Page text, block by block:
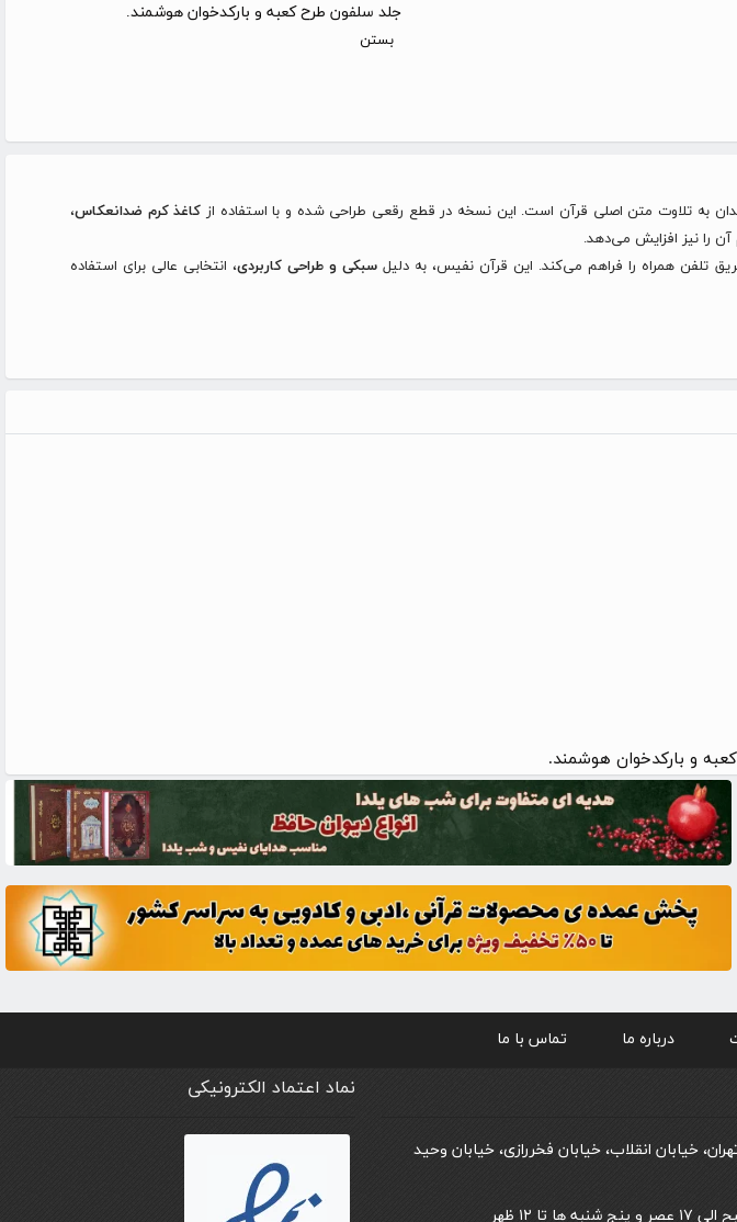
جلد سلفون طرح کعبه و بارکدخوان هوشمند.
بستن
به تلاوت متن اصلی قرآن است. این نسخه در قطع رقعی طراحی شده و با استفاده از کاغذ کرم ضد‌انعکاس،
را نیز افزایش می‌دهد.
تلفن همراه را فراهم می‌کند. این قرآن نفیس، به دلیل سبکی و طراحی کاربردی، انتخابی عالی برای استفاده
و بارکدخوان هوشمند.
درباره ما تماس با ما
خیابان انقلاب، خیابان فخررازی، خیابان وحید
نماد اعتماد الکترونیکی